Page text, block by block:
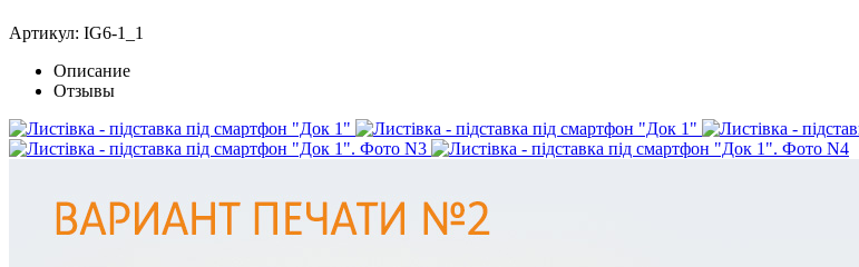
Артикул: IG6-1_1
Описание
Отзывы